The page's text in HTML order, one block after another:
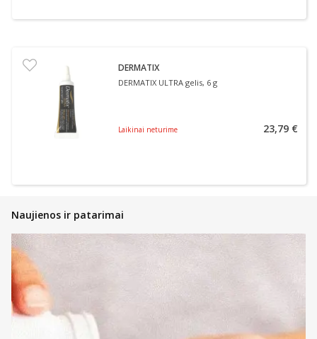
DERMATIX
DERMATIX ULTRA gelis, 6 g
Laikinai neturime 23,79 €
Naujienos ir patarimai